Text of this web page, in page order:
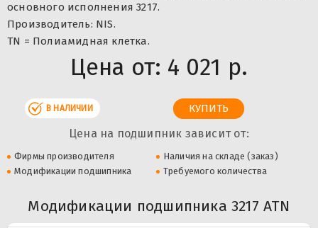
основного исполнения 3217.
Производитель: NIS.
TN = Полиамидная клетка.
Цена от: 4 021 р.
В НАЛИЧИИ
Цена на подшипник зависит от:
Фирмы производителя
Наличия на складе (заказ)
Модификации подшипника
Требуемого количества
Модификации подшипника 3217 ATN